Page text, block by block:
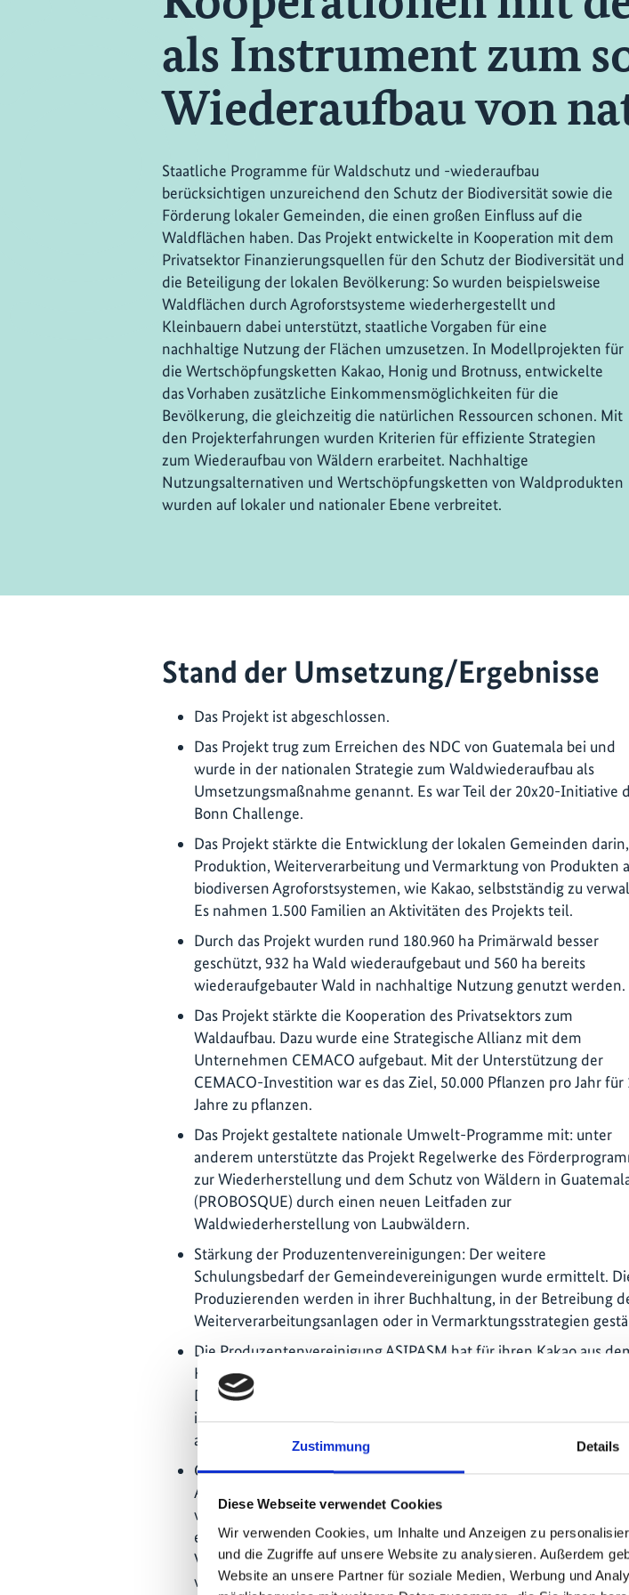
Zustimmung Details
Diese Webseite verwendet Cookies
Wir verwenden Cookies, um Inhalte und Anzeigen zu
und die Zugriffe auf unsere Website zu analysieren. Außerdem
Website an unsere Partner für soziale Medien, Werbung und
als Instrument zum
Wiederaufbau von
Staatliche Programme für Waldschutz und -wiederaufbau
berücksichtigen unzureichend den Schutz der Biodiversität sowie die
Förderung lokaler Gemeinden, die einen großen Einfluss auf die
Waldflächen haben. Das Projekt entwickelte in Kooperation mit dem
Privatsektor Finanzierungsquellen für den Schutz der Biodiversität und
die Beteiligung der lokalen Bevölkerung: So wurden beispielsweise
Waldflächen durch Agroforstsysteme wiederhergestellt und
Kleinbauern dabei unterstützt, staatliche Vorgaben für eine
nachhaltige Nutzung der Flächen umzusetzen. In Modellprojekten für
die Wertschöpfungsketten Kakao, Honig und Brotnuss, entwickelte
das Vorhaben zusätzliche Einkommensmöglichkeiten für die
Bevölkerung, die gleichzeitig die natürlichen Ressourcen schonen. Mit
den Projekterfahrungen wurden Kriterien für effiziente Strategien
zum Wiederaufbau von Wäldern erarbeitet. Nachhaltige
Nutzungsalternativen und Wertschöpfungsketten von Waldprodukten
wurden auf lokaler und nationaler Ebene verbreitet.
Stand der Umsetzung/Ergebnisse
Das Projekt ist abgeschlossen.
Das Projekt trug zum Erreichen des NDC von Guatemala bei und
wurde in der nationalen Strategie zum Waldwiederaufbau als
Umsetzungsmaßnahme genannt. Es war Teil der 20x20-Initiative
Bonn Challenge.
Das Projekt stärkte die Entwicklung der lokalen Gemeinden
Produktion, Weiterverarbeitung und Vermarktung von Produkten
biodiversen Agroforstsystemen, wie Kakao, selbstständig zu
Es nahmen 1.500 Familien an Aktivitäten des Projekts teil.
Durch das Projekt wurden rund 180.960 ha Primärwald besser
geschützt, 932 ha Wald wiederaufgebaut und 560 ha bereits
wiederaufgebauter Wald in nachhaltige Nutzung genutzt werden.
Das Projekt stärkte die Kooperation des Privatsektors zum
Waldaufbau. Dazu wurde eine Strategische Allianz mit dem
Unternehmen CEMACO aufgebaut. Mit der Unterstützung der
CEMACO-Investition war es das Ziel, 50.000 Pflanzen pro Jahr für
Jahre zu pflanzen.
Das Projekt gestaltete nationale Umwelt-Programme mit: unter
anderem unterstützte das Projekt Regelwerke des
zur Wiederherstellung und dem Schutz von Wäldern in
(PROBOSQUE) durch einen neuen Leitfaden zur
Waldwiederherstellung von Laubwäldern.
Stärkung der Produzentenvereinigungen: Der weitere
Schulungsbedarf der Gemeindevereinigungen wurde ermittelt.
Produzierenden werden in ihrer Buchhaltung, in der Betreibung
Weiterverarbeitungsanlagen oder in Vermarktungsstrategien
Die Produzentenvereinigung ASIPASM hat für ihren Kakao aus
Hochland der Sierra de las Minas eine Bio-Zertifizierung erhalten.
Damit haben sie eine weitere Markthürde überwunden und bereits
internationale Abnehmer über die Genossenschaft DeLaSelva für
aktuelle Ernte von vier Tonnen Bio-Kakao gefunden.
Gründung des „Ecosystem Restoration Fund“ war zum
Arbeit. Er sollte den Schutz der Tropenwälder in Guatemala
voranbringen. Die Fondsidee wurde beim Global Landscape Forum
erstmals der Öffentlichkeit vorgestellt – im Rahmen der Online-
Veranstaltung „Dragons Den“ GLF-Luxembourg, Finance for
von Global Landscape Forum.